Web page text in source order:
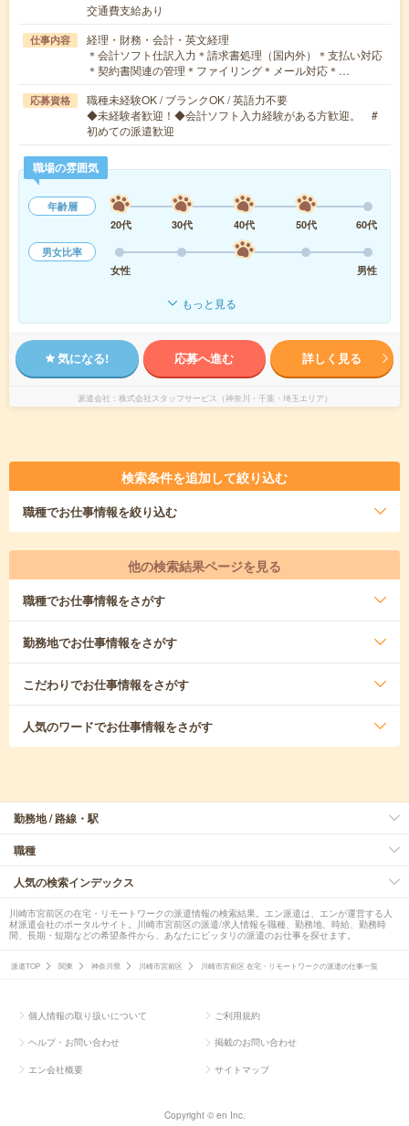
交通費支給あり
仕事内容
経理・財務・会計・英文経理
＊会計ソフト仕訳入力＊請求書処理（国内外）＊支払い対応
＊契約書関連の管理＊ファイリング＊メール対応＊…
応募資格
職種未経験OK / ブランクOK / 英語力不要
◆未経験者歓迎！◆会計ソフト入力経験がある方歓迎。 #
初めての派遣歓迎
職場の雰囲気
年齢層
20代
30代 40代 50代
60代
男女比率
女性
男性
もっと見る
気になる! 応募へ進む 詳しく見る
派遣会社 株式会社スタッフサービス（神奈川・千葉・埼玉エリア）
検索条件を追加して絞り込む
職種でお仕事情報を絞り込む
他の検索結果ページを見る
職種でお仕事情報をさがす
勤務地でお仕事情報をさがす
こだわりでお仕事情報をさがす
人気のワードでお仕事情報をさがす
勤務地 / 路線・駅
職種
人気の検索インデックス
川崎市宮前区の在宅・リモートワークの派遣情報の検索結果。エン派遣は、エンが運営する人
材派遣会社のポータルサイト。川崎市宮前区の派遣/求人情報を職種、勤務地、時給、勤務時
間、長期・短期などの希望条件から、あなたにピッタリの派遣のお仕事を探せます。
派遣TOP 関東 神奈川県 川崎市宮前区 川崎市宮前区 在宅・リモートワークの派遣の仕事一覧
個人情報の取り扱いについて ご利用規約
ヘルプ・お問い合わせ 掲載のお問い合わせ
エン会社概要 サイトマップ
Copyright © en Inc.